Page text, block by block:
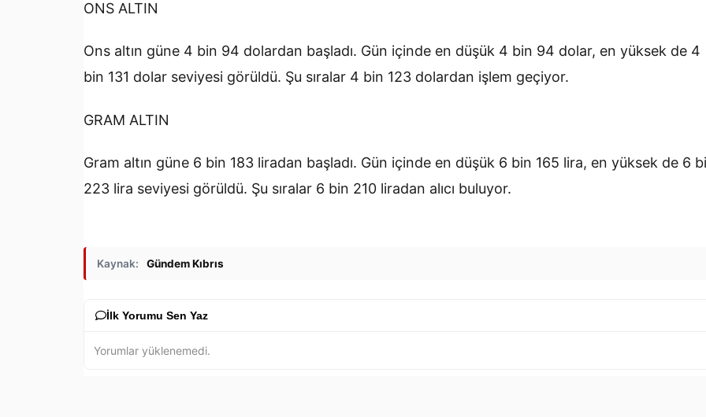
ONS ALTIN
Ons altın güne 4 bin 94 dolardan başladı. Gün içinde en düşük 4 bin 94 dolar, en yüksek de 4
bin 131 dolar seviyesi görüldü. Şu sıralar 4 bin 123 dolardan işlem geçiyor.
GRAM ALTIN
Gram altın güne 6 bin 183 liradan başladı. Gün içinde en düşük 6 bin 165 lira, en yüksek de 6
223 lira seviyesi görüldü. Şu sıralar 6 bin 210 liradan alıcı buluyor.
Kaynak: Gündem Kıbrıs
İlk Yorumu Sen Yaz
Yorumlar yüklenemedi.